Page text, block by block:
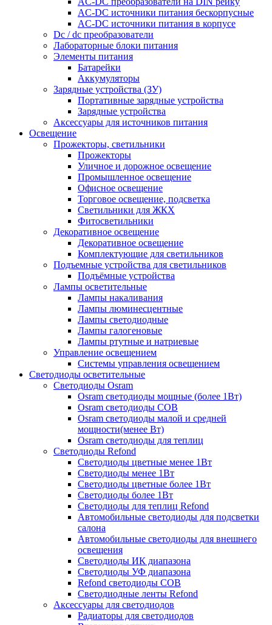
AC-DC источники питания бескорпусные
AC-DC источники питания в корпусе
Dc / dc преобразователи
Лабораторные блоки питания
Элементы питания
Батарейки
Аккумуляторы
Зарядные устройства (ЗУ)
Портативные зарядные устройства
Зарядные устройства
Аксессуары для источников питания
Освещение
Прожекторы, светильники
Прожекторы
Уличное и дорожное освещение
Промышленное освещение
Офисное освещение
Торговое освещение, подсветка
Светильники для ЖКХ
Фитосветильники
Декоративное освещение
Декоративное освещение
Комплектующие для светильников
Подъемные устройства для светильников
Подъёмные устройства
Лампы осветительные
Лампы накаливания
Лампы люминесцентные
Лампы светодиодные
Лампы галогеновые
Лампы ртутные и натриевые
Управление освещением
Системы управления освещением
Светодиоды осветительные
Светодиоды Osram
Osram светодиоды мощные (более 1Вт)
Osram светодиоды COB
Osram светодиоды малой и средней
мощности(менее Вт)
Osram светодиоды для теплиц
Светодиоды Refond
Светодиоды цветные менее 1Вт
Светодиоды менее 1Вт
Светодиоды цветные более 1Вт
Светодиоды более 1Вт
Светодиоды для теплиц Refond
Автомобильные светодиоды для подсветки
салона
Автомобильные светодиоды для внешнего
освещения
Светодиоды ИК диапазона
Светодиоды УФ диапазона
Refond светодиоды COB
Светодиодные ленты Refond
Аксессуары для светодиодов
Радиаторы для светодиодов